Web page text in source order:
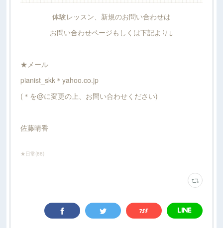
体験レッスン、新規のお問い合わせは
お問い合わせページもしくは下記より↓
★メール
pianist_skk＊yahoo.co.jp
(＊を@に変更の上、お問い合わせください)
佐藤晴香
★日常(88)